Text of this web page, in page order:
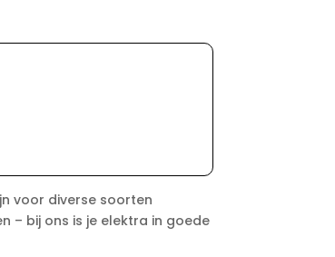
voor diverse soorten
– bij ons is je elektra in goede